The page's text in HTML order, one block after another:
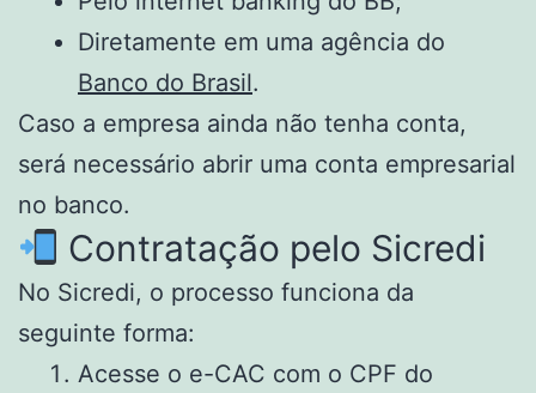
Diretamente em uma agência do
Banco do Brasil.
Caso a empresa ainda não tenha conta,
será necessário abrir uma conta empresarial
no banco.
Contratação pelo Sicredi
No Sicredi, o processo funciona da
seguinte forma:
Acesse o e-CAC com o CPF do